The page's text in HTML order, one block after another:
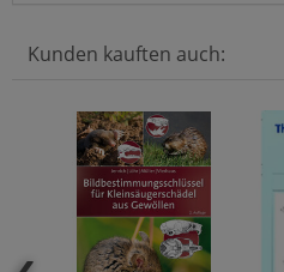
Kunden kauften auch: